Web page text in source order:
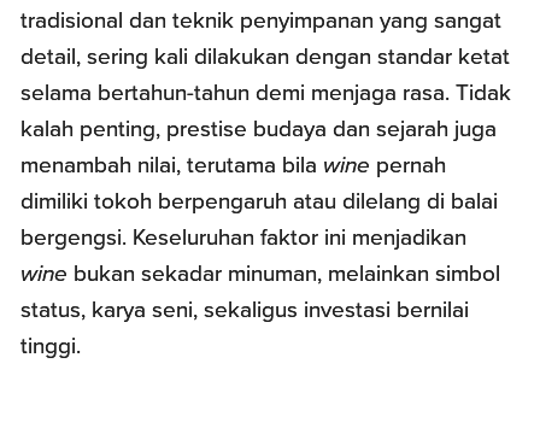
tradisional dan teknik penyimpanan yang sangat
detail, sering kali dilakukan dengan standar ketat
selama bertahun-tahun demi menjaga rasa. Tidak
kalah penting, prestise budaya dan sejarah juga
menambah nilai, terutama bila wine pernah
dimiliki tokoh berpengaruh atau dilelang di balai
bergengsi. Keseluruhan faktor ini menjadikan
wine bukan sekadar minuman, melainkan simbol
status, karya seni, sekaligus investasi bernilai
tinggi.